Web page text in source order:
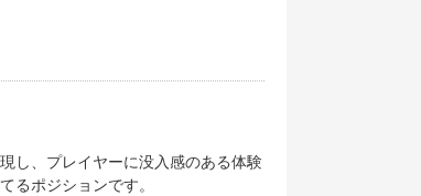
し、プレイヤーに没入感のある体験
るポジションです。